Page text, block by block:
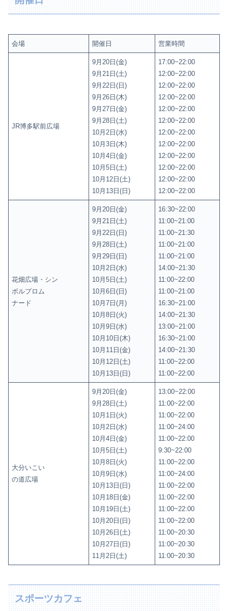
会場 開催日 営業時間
JR博多駅前広場
9月20日(金)
9月21日(土)
9月22日(日)
9月26日(木)
9月27日(金)
9月28日(土)
10月2日(水)
10月3日(木)
10月4日(金)
10月5日(土)
10月12日(土)
10月13日(日)
17:00~22:00
12:00~22:00
12:00~22:00
12:00~22:00
12:00~22:00
12:00~22:00
12:00~22:00
12:00~22:00
12:00~22:00
12:00~22:00
12:00~22:00
12:00~22:00
花畑広場・シン
ボルプロム
ナード
9月20日(金)
9月21日(土)
9月22日(日)
9月28日(土)
9月29日(日)
10月2日(水)
10月5日(土)
10月6日(日)
10月7日(月)
10月8日(火)
10月9日(水)
10月10日(木)
10月11日(金)
10月12日(土)
10月13日(日)
16:30~22:00
11:00~21:00
11:00~21:30
11:00~21:00
11:00~21:00
14:00~21:30
11:00~22:00
11:00~21:00
16:30~21:00
14:00~21:30
13:00~21:00
16:30~21:00
14:00~21:30
11:00~22:00
11:00~22:00
大分いこい
の道広場
9月20日(金)
9月28日(土)
10月1日(火)
10月2日(水)
10月4日(金)
10月5日(土)
10月8日(火)
10月9日(水)
10月13日(日)
10月18日(金)
10月19日(土)
10月20日(日)
10月26日(土)
10月27日(日)
11月2日(土)
13:00~22:00
11:00~22:00
11:00~22:00
11:00~24:00
11:00~22:00
9:30~22:00
11:00~22:00
11:00~24:00
11:00~22:00
11:00~22:00
11:00~22:00
11:00~22:00
11:00~20:30
11:00~20:30
11:00~20:30
スポーツカフェ